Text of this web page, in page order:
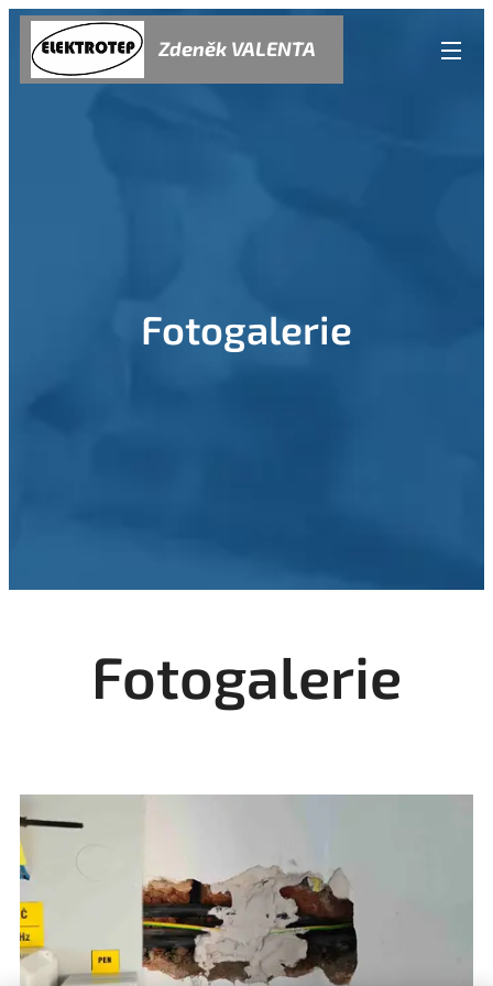
Zdeněk VALENTA
Fotogalerie
Fotogalerie